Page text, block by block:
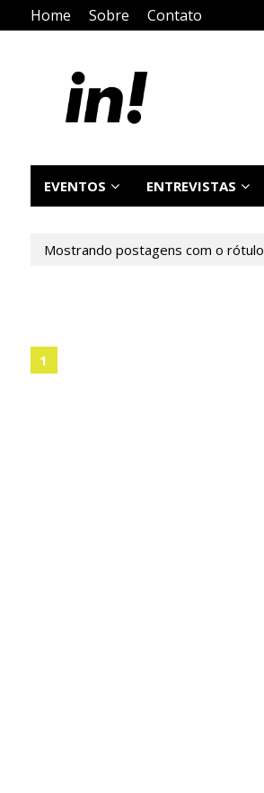
Home Sobre Contato
EVENTOS ENTREVISTAS
Mostrando postagens com o rótulo
1